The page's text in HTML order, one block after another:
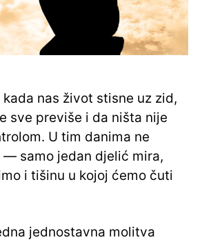
nas život stisne uz zid,
sve previše i da ništa nije
U tim danima ne
— samo jedan djelić mira,
i tišinu u kojoj ćemo čuti
jednostavna molitva